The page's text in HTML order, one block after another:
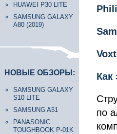
HUAWEI P30 LITE
SAMSUNG GALAXY
A80 (2019)
НОВЫЕ ОБЗОРЫ:
SAMSUNG GALAXY
S10 LITE
SAMSUNG A51
PANASONIC
TOUGHBOOK P-01K
Как
по